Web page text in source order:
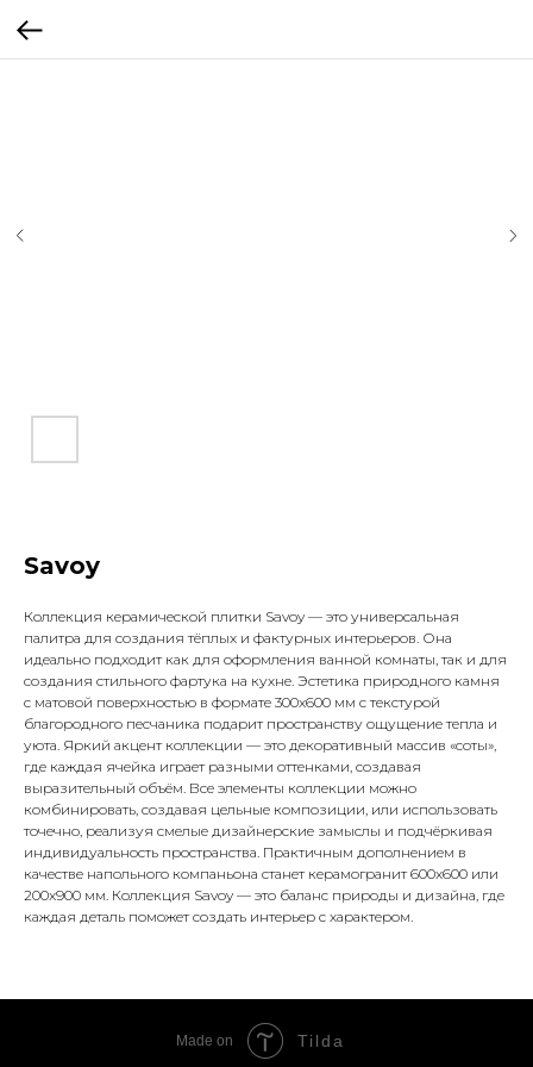
Savoy
Коллекция керамической плитки Savoy — это универсальная
палитра для создания тёплых и фактурных интерьеров. Она
идеально подходит как для оформления ванной комнаты, так и для
создания стильного фартука на кухне. Эстетика природного камня
с матовой поверхностью в формате 300x600 мм с текстурой
благородного песчаника подарит пространству ощущение тепла и
уюта. Яркий акцент коллекции — это декоративный массив «соты»,
где каждая ячейка играет разными оттенками, создавая
выразительный объём. Все элементы коллекции можно
комбинировать, создавая цельные композиции, или использовать
точечно, реализуя смелые дизайнерские замыслы и подчёркивая
индивидуальность пространства. Практичным дополнением в
качестве напольного компаньона станет керамогранит 600x600 или
200x900 мм. Коллекция Savoy — это баланс природы и дизайна, где
каждая деталь поможет создать интерьер с характером.
Made on Tilda